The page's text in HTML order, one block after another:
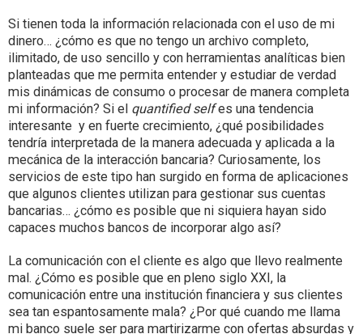
Si tienen toda la información relacionada con el uso de mi
dinero… ¿cómo es que no tengo un archivo completo,
ilimitado, de uso sencillo y con herramientas analíticas bien
planteadas que me permita entender y estudiar de verdad
mis dinámicas de consumo o procesar de manera completa
mi información? Si el quantified selfes una tendencia
interesante y en fuerte crecimiento, ¿qué posibilidades
tendría interpretada de la manera adecuada y aplicada a la
mecánica de la interacción bancaria? Curiosamente, los
servicios de este tipo han surgido en forma de aplicaciones
que algunos clientes utilizan para gestionar sus cuentas
bancarias… ¿cómo es posible que ni siquiera hayan sido
capaces muchos bancos de incorporar algo así?
La comunicación con el cliente es algo que llevo realmente
mal. ¿Cómo es posible que en pleno siglo XXI, la
comunicación entre una institución financiera y sus clientes
sea tan espantosamente mala? ¿Por qué cuando me llama
mi banco suele ser para martirizarme con ofertas absurdas y